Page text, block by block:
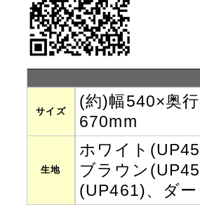
サイズ
(約)幅540×奥
670mm
生地
ホワイト
ブラウン
(UP461)、ダ